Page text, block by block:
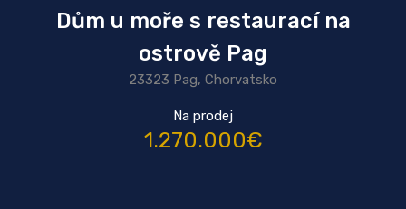
Dům u moře s restaurací na
ostrově Pag
23323 Pag, Chorvatsko
Na prodej
1.270.000€